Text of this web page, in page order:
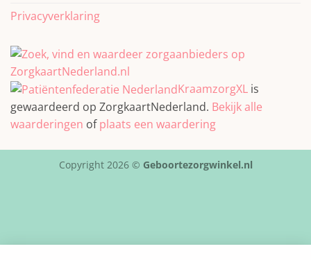
Privacyverklaring
KraamzorgXL is
gewaardeerd op ZorgkaartNederland. Bekijk alle
waarderingen ofplaats een waardering
Copyright 2026 © Geboortezorgwinkel.nl